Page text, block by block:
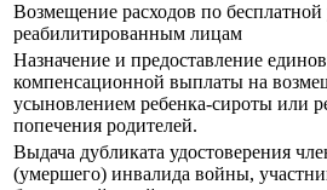
Возмещение расходов по бесплатной
реабилитированным лицам
Назначение и предоставление
компенсационной выплаты на
усыновлением ребенка-сироты или
попечения родителей.
Выдача дубликата удостоверения
(умершего) инвалида войны,